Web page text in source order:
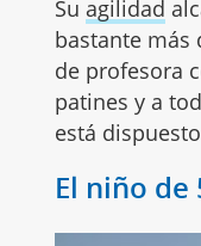
Su agilidad
bastante más
de profesora
patines y a
está
El niño